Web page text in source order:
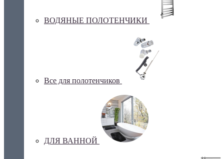
ВОДЯНЫЕ ПОЛОТЕНЧИКИ
Все для полотенчиков
ДЛЯ ВАННОЙ